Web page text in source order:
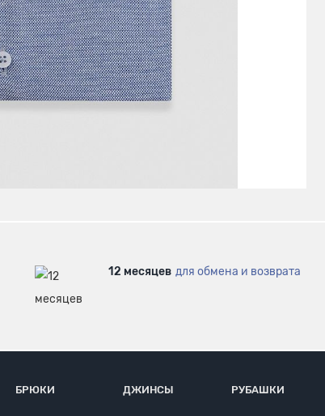
12 месяцев для обмена и возврата
БРЮКИ ДЖИНСЫ РУБАШКИ